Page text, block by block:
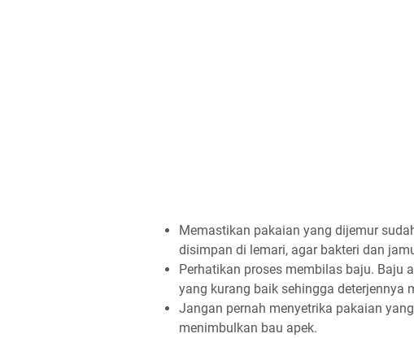
Memastikan pakaian yang dijemur
disimpan di lemari, agar bakteri dan
Perhatikan proses membilas baju. Baju
yang kurang baik sehingga deterjennya
Jangan pernah menyetrika pakaian
menimbulkan bau apek.